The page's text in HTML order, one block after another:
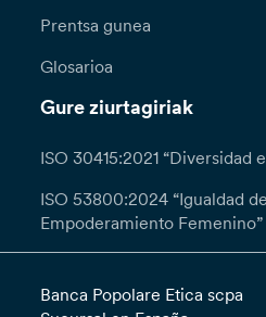
Prentsa gunea
Glosarioa
Gure ziurtagiriak
ISO 30415:2021 “Diversidad
ISO 53800:2024 “Igualdad
Empoderamiento Femenino”
Banca Popolare Etica scpa